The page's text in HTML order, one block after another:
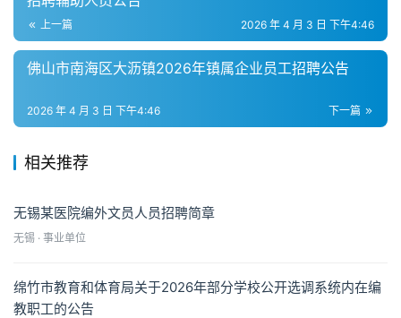
上一篇 2026 年 4 月 3 日 下午4:46
佛山市南海区大沥镇2026年镇属企业员工招聘公告
下一篇
2026 年 4 月 3 日 下午4:46
相关推荐
无锡某医院编外文员人员招聘简章
无锡 · 事业单位
绵竹市教育和体育局关于2026年部分学校公开选调系统内在编
教职工的公告